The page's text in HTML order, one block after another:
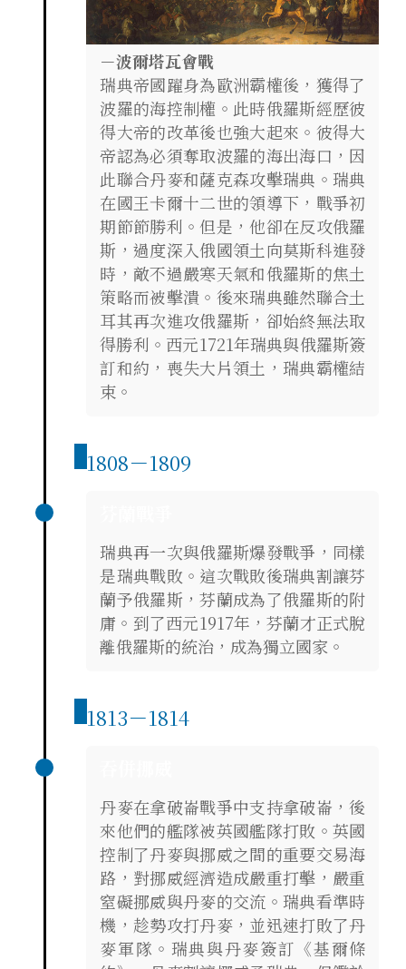
－波爾塔瓦會戰
瑞典帝國躍身為歐洲霸權後，獲得了
波羅的海控制權。此時俄羅斯經歷彼
得大帝的改革後也強大起來。彼得大
帝認為必須奪取波羅的海出海口，因
此聯合丹麥和薩克森攻擊瑞典。瑞典
在國王卡爾十二世的領導下，戰爭初
期節節勝利。但是，他卻在反攻俄羅
斯，過度深入俄國領土向莫斯科進發
時，敵不過嚴寒天氣和俄羅斯的焦土
策略而被擊潰。後來瑞典雖然聯合土
耳其再次進攻俄羅斯，卻始終無法取
得勝利。西元1721年瑞典與俄羅斯簽
訂和約，喪失大片領土，瑞典霸權結
束。
1808－1809
瑞典再一次與俄羅斯爆發戰爭，同樣
是瑞典戰敗。這次戰敗後瑞典割讓芬
蘭予俄羅斯，芬蘭成為了俄羅斯的附
庸。到了西元1917年，芬蘭才正式脫
離俄羅斯的統治，成為獨立國家。
1813－1814
丹麥在拿破崙戰爭中支持拿破崙，後
來他們的艦隊被英國艦隊打敗。英國
控制了丹麥與挪威之間的重要交易海
路，對挪威經濟造成嚴重打擊，嚴重
窒礙挪威與丹麥的交流。瑞典看準時
機，趁勢攻打丹麥，並迅速打敗了丹
麥軍隊。瑞典與丹麥簽訂《基爾條